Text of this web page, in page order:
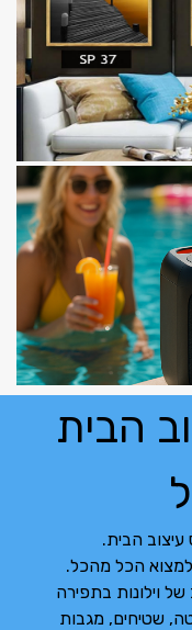
הבית
הבית.
הכל מהכל.
וילונות בתפירה
שטיחים, מגבות